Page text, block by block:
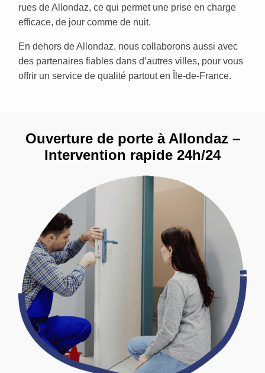
rues de Allondaz, ce qui permet une prise en charge
efficace, de jour comme de nuit.
En dehors de Allondaz, nous collaborons aussi avec
des partenaires fiables dans d’autres villes, pour vous
offrir un service de qualité partout en Île-de-France.
Ouverture de porte à Allondaz –
Intervention rapide 24h/24